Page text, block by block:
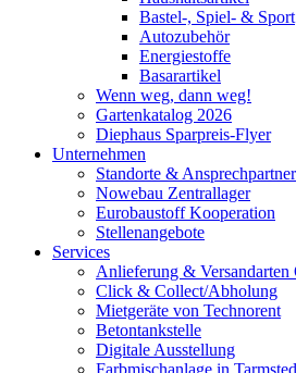
Bastel-, Spiel- & Sport
Autozubehör
Energiestoffe
Basarartikel
Wenn weg, dann weg!
Gartenkatalog 2026
Diephaus Sparpreis-Flyer
Unternehmen
Standorte & Ansprechpartner
Nowebau Zentrallager
Eurobaustoff Kooperation
Stellenangebote
Services
Anlieferung & Versandarten
Click & Collect/Abholung
Mietgeräte von Technorent
Betontankstelle
Digitale Ausstellung
Farbmischanlage in